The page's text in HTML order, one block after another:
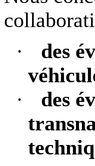
·
des
·
des